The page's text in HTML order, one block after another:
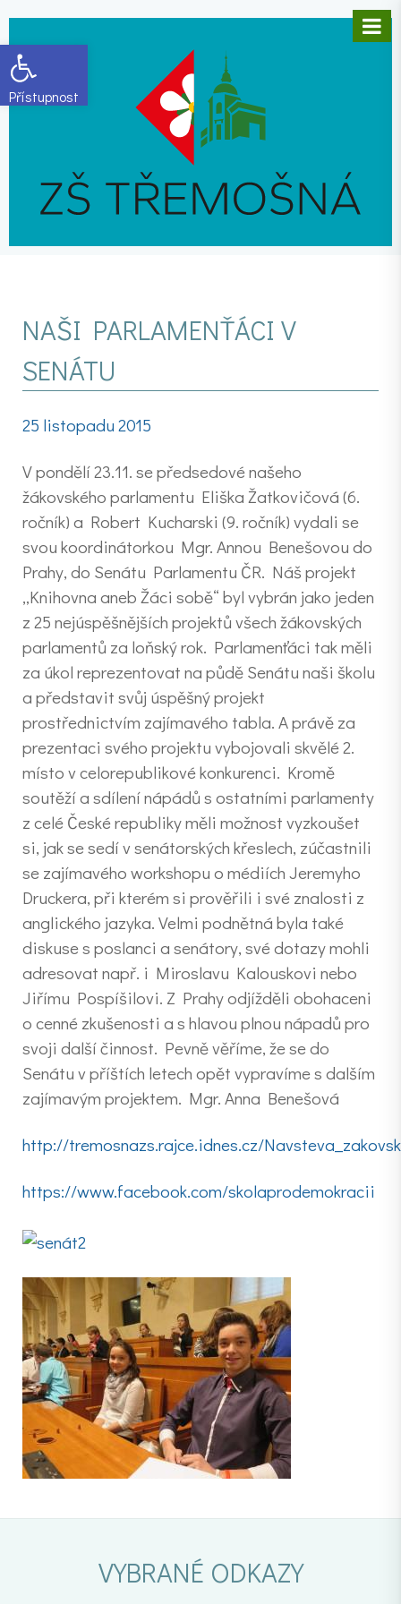
Open toolbar
NAŠI PARLAMENŤÁCI V
SENÁTU
25 listopadu 2015
V pondělí 23.11. se předsedové našeho
žákovského parlamentu Eliška Žatkovičová (6.
ročník) a Robert Kucharski (9. ročník) vydali se
svou koordinátorkou Mgr. Annou Benešovou do
Prahy, do Senátu Parlamentu ČR. Náš projekt
„Knihovna aneb Žáci sobě“ byl vybrán jako jeden
z 25 nejúspěšnějších projektů všech žákovských
parlamentů za loňský rok. Parlamenťáci tak měli
za úkol reprezentovat na půdě Senátu naši školu
a představit svůj úspěšný projekt
prostřednictvím zajímavého tabla. A právě za
prezentaci svého projektu vybojovali skvělé 2.
místo v celorepublikové konkurenci. Kromě
soutěží a sdílení nápádů s ostatními parlamenty
z celé České republiky měli možnost vyzkoušet
si, jak se sedí v senátorských křeslech, zúčastnili
se zajímavého workshopu o médiích Jeremyho
Druckera, při kterém si prověřili i své znalosti z
anglického jazyka. Velmi podnětná byla také
diskuse s poslanci a senátory, své dotazy mohli
adresovat např. i Miroslavu Kalouskovi nebo
Jiřímu Pospíšilovi. Z Prahy odjížděli obohaceni
o cenné zkušenosti a s hlavou plnou nápadů pro
svoji další činnost. Pevně věříme, že se do
Senátu v příštích letech opět vypravíme s dalším
zajímavým projektem. Mgr. Anna Benešová
http://tremosnazs.rajce.idnes.cz/
https://www.facebook.com/skolaprodemokracii
VYBRANÉ ODKAZY